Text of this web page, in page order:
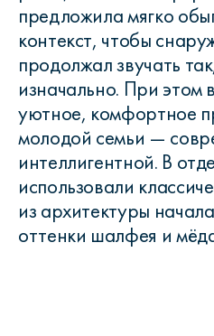
предложила мягко
контекст, чтобы
продолжал звучать
изначально. При этом
уютное, комфортное
молодой семьи —
интеллигентной. В
использовали
из архитектуры
оттенки шалфея и